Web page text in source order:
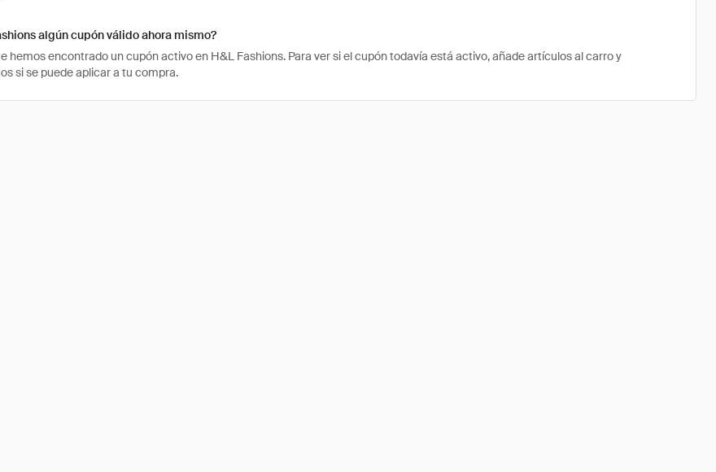
algún cupón válido ahora mismo?
hemos encontrado un cupón activo en H&L Fashions. Para ver si el cupón todavía está activo, añade artículos al carro y
si se puede aplicar a tu compra.